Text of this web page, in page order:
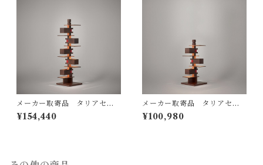
メーカー取寄品 タリアセン
TALIESIN3 ウォルナット 32
2S7265（S2311H）/ Frank
¥154,440
メーカー取寄品 タリアセン
Frank Lloyd Wright / TALI
ESIN4 ウォルナット S7317 /
¥100,980